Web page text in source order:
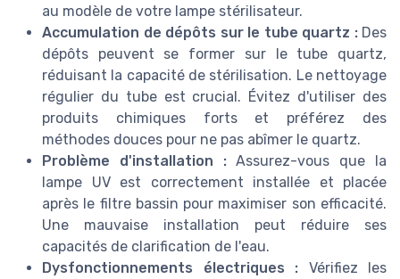
au modèle de votre lampe stérilisateur.
Accumulation de dépôts sur le tube quartz :Des
dépôts peuvent se former sur le tube quartz,
réduisant la capacité de stérilisation. Le nettoyage
régulier du tube est crucial. Évitez d'utiliser des
produits chimiques forts et préférez des
méthodes douces pour ne pas abîmer le quartz.
Problème d'installation :Assurez-vous que la
lampe UV est correctement installée et placée
après le filtre bassin pour maximiser son efficacité.
Une mauvaise installation peut réduire ses
capacités de clarification de l'eau.
Dysfonctionnements électriques : Vérifiez les